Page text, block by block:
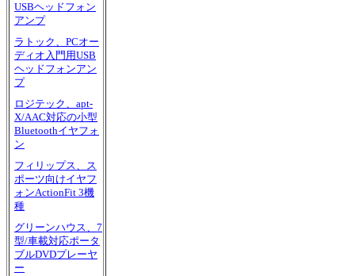
USBヘッドフォン
アンプ
ラトック、PCオー
ディオ入門用USB
ヘッドフォンアン
プ
ロジテック、apt-
X/AAC対応の小型
Bluetoothイヤフォ
ン
フィリップス、ス
ポーツ向けイヤフ
ォンActionFit 3機
種
グリーンハウス、7
型/車載対応ポータ
ブルDVDプレーヤ
ー